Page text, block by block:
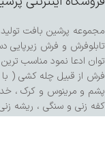
مجموعه پرشین بافت
تابلوفرش و فرش زیرپایی
توان ادعا نمود مناسب
فرش از قبیل چله کشی ( با
پشم و مرینوس و کرک ،
کفه زنی و سنگی ، ریشه